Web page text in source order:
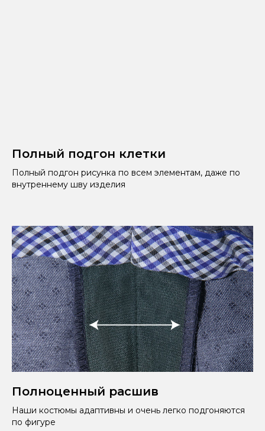
Полный подгон клетки
Полный подгон рисунка по всем элементам, даже по
внутреннему шву изделия
Полноценный расшив
Наши костюмы адаптивны и очень легко подгоняются
по фигуре